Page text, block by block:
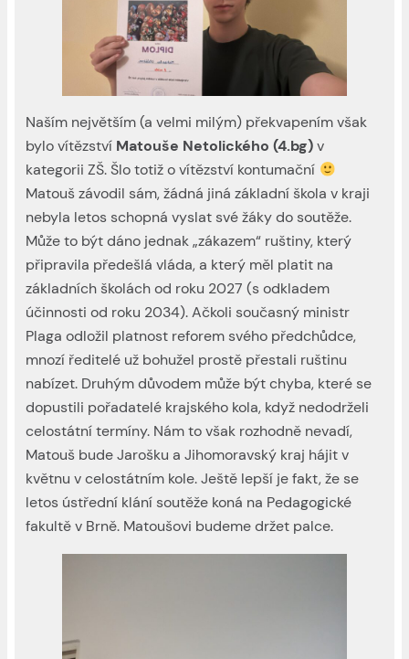
Naším největším (a velmi milým) překvapením však
bylo vítězství Matouše Netolického (4.bg)v
kategorii ZŠ. Šlo totiž o vítězství kontumační
Matouš závodil sám, žádná jiná základní škola v kraji
nebyla letos schopná vyslat své žáky do soutěže.
Může to být dáno jednak „zákazem“ ruštiny, který
připravila předešlá vláda, a který měl platit na
základních školách od roku 2027 (s odkladem
účinnosti od roku 2034). Ačkoli současný ministr
Plaga odložil platnost reforem svého předchůdce,
mnozí ředitelé už bohužel prostě přestali ruštinu
nabízet. Druhým důvodem může být chyba, které se
dopustili pořadatelé krajského kola, když nedodrželi
celostátní termíny. Nám to však rozhodně nevadí,
Matouš bude Jarošku a Jihomoravský kraj hájit v
květnu v celostátním kole. Ještě lepší je fakt, že se
letos ústřední klání soutěže koná na Pedagogické
fakultě v Brně. Matoušovi budeme držet palce.